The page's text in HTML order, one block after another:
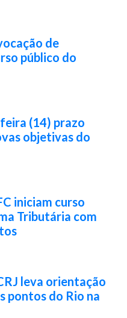
de
público do
(14) prazo
objetivas do
iniciam curso
Tributária com
leva orientação
pontos do Rio na